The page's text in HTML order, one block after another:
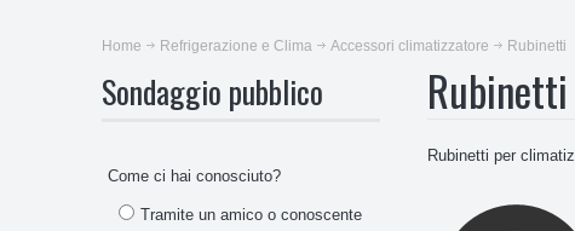
Home Refrigerazione e Clima Accessori climatizzatore Rubinetti
Rubinetti
Rubinetti per
Sondaggio pubblico
Come ci hai conosciuto?
Tramite un amico o conoscente